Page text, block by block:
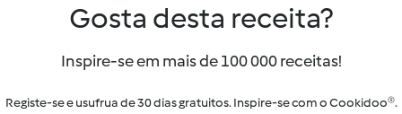
Gosta desta receita?
Inspire-se em mais de 100 000 receitas!
Registe-se e usufrua de 30 dias gratuitos. Inspire-se com o Cookidoo®.